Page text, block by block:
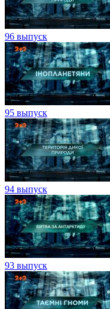
96 выпуск
95 выпуск
94 выпуск
93 выпуск